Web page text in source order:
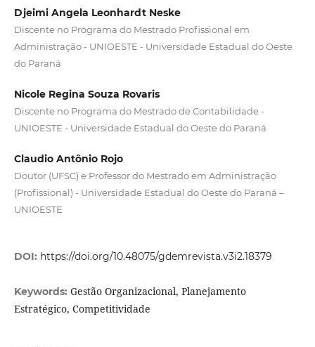
Djeimi Angela Leonhardt Neske
Discente no Programa do Mestrado Profissional em
Administração - UNIOESTE - Universidade Estadual do Oeste
do Paraná
Nicole Regina Souza Rovaris
Discente no Programa do Mestrado de Contabilidade -
UNIOESTE - Universidade Estadual do Oeste do Paraná
Claudio Antônio Rojo
Doutor (UFSC) e Professor do Mestrado em Administração
(Profissional) - Universidade Estadual do Oeste do Paraná –
UNIOESTE
DOI: https://doi.org/10.48075/gdemrevista.v3i2.18379
Keywords: Gestão Organizacional, Planejamento
Estratégico, Competitividade